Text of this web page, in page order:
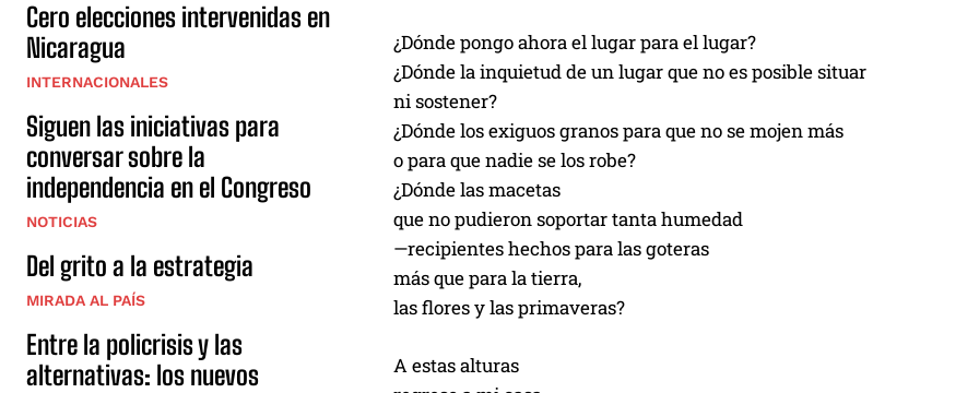
Cero elecciones intervenidas en
Nicaragua
INTERNACIONALES
Siguen las iniciativas para
conversar sobre la
independencia en el Congreso
NOTICIAS
Del grito a la estrategia
MIRADA AL PAÍS
Entre la policrisis y las
alternativas: los nuevos
¿Dónde pongo ahora el lugar para el lugar?
¿Dónde la inquietud de un lugar que no es posible situar
ni sostener?
¿Dónde los exiguos granos para que no se mojen más
o para que nadie se los robe?
¿Dónde las macetas
que no pudieron soportar tanta humedad
—recipientes hechos para las goteras
más que para la tierra,
las flores y las primaveras?
A estas alturas